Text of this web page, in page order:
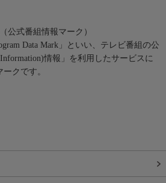
公式番組情報マーク）
Data Mark」といい、テレビ番組の公
情報」を利用したサービスに
クです。